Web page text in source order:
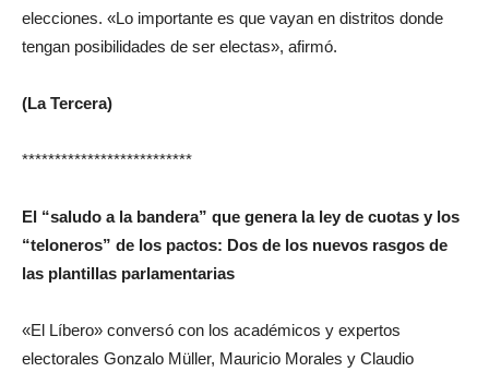
elecciones. «Lo importante es que vayan en distritos donde
tengan posibilidades de ser electas», afirmó.
(La Tercera)
**************************
El “saludo a la bandera” que genera la ley de cuotas y los
“teloneros” de los pactos: Dos de los nuevos rasgos de
las plantillas parlamentarias
«El Líbero» conversó con los académicos y expertos
electorales Gonzalo Müller, Mauricio Morales y Claudio